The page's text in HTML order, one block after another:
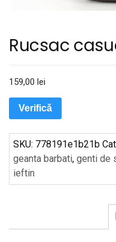
Rucsac
159,00 lei
Verifică
SKU: 778191e1b21b
geanta barbati, genti de
ieftin